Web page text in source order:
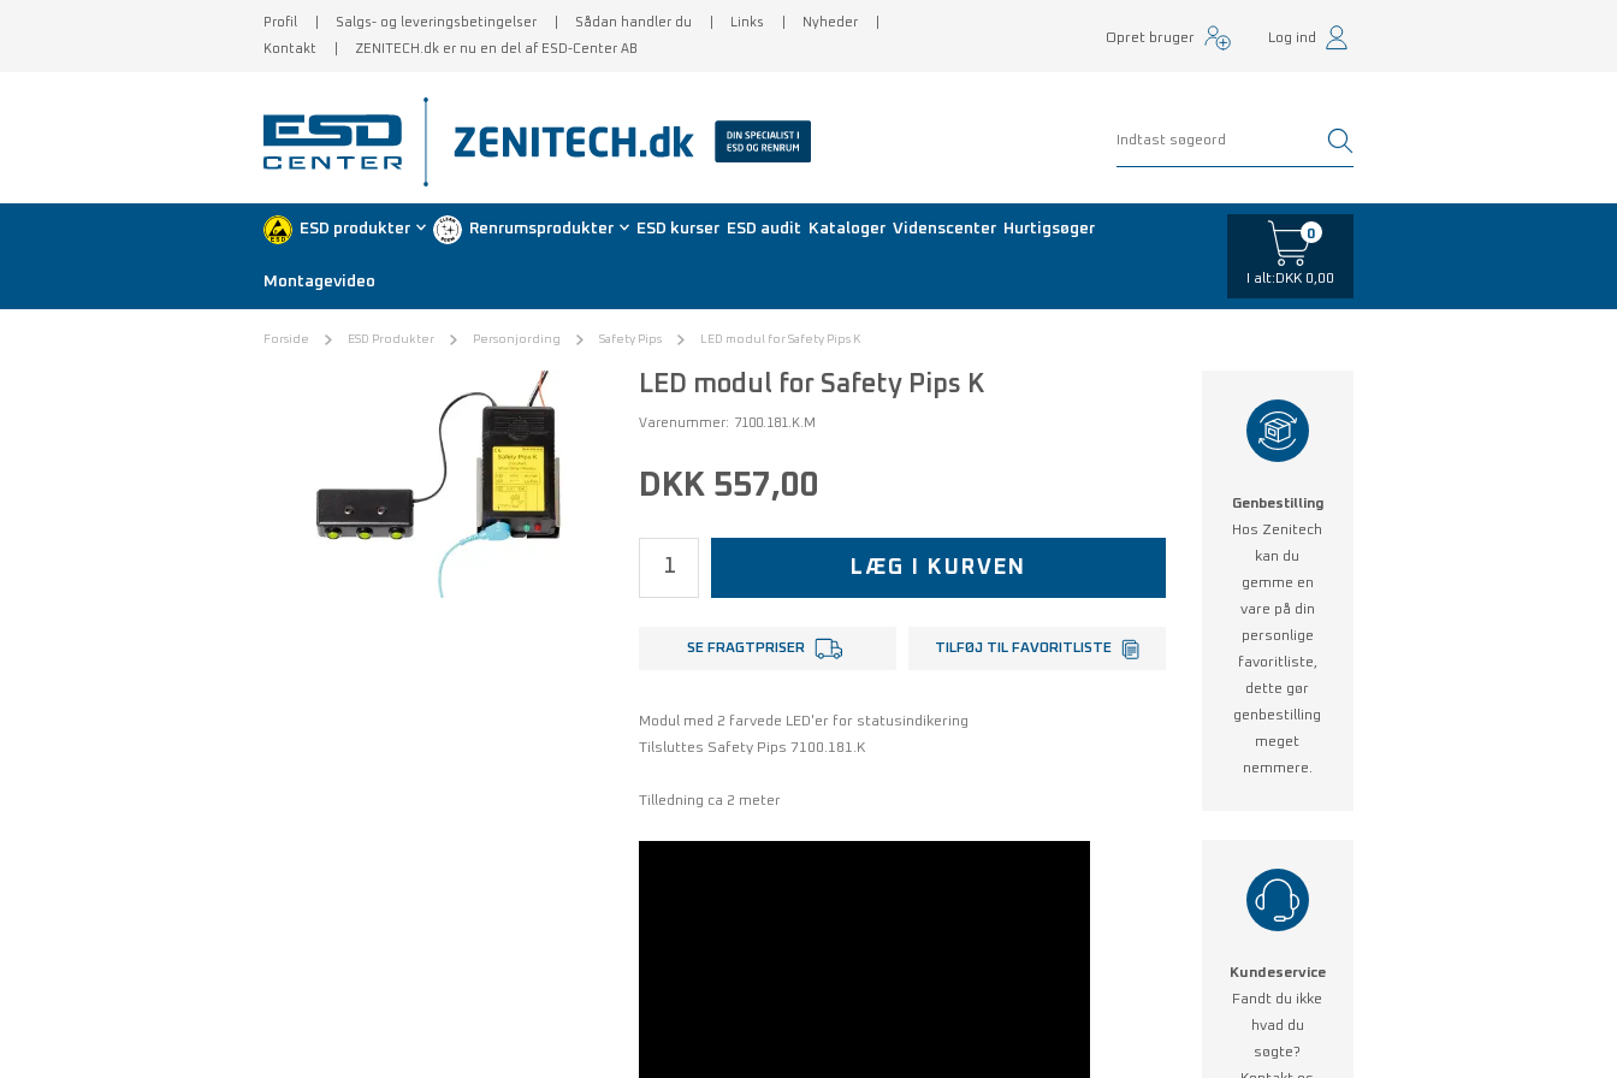
Profil Salgs- og leveringsbetingelser Sådan handler du Links
Nyheder
Kontakt
ZENITECH.dk er nu en del af ESD-Center AB
Opret bruger Log ind
ESD produkter Renrumsprodukter ESD kurser ESD audit Kataloger Videnscenter Hurtigsøger
Montagevideo
0
I alt: DKK 0,00
Forside ESD Produkter Personjording Safety Pips LED modul for Safety Pips K
LED modul for Safety Pips K
Varenummer: 7100.181.K.M
DKK 557,00
LÆG I KURVEN
SE FRAGTPRISER TILFØJ TIL FAVORITLISTE
Modul med 2 farvede LED'er for statusindikering
Tilsluttes Safety Pips 7100.181.K
Tilledning ca 2 meter
Genbestilling
Hos Zenitech
kan du
gemme en
vare på din
personlige
favoritliste,
dette gør
genbestilling
meget
nemmere.
Kundeservice
Fandt du ikke
hvad du
søgte?